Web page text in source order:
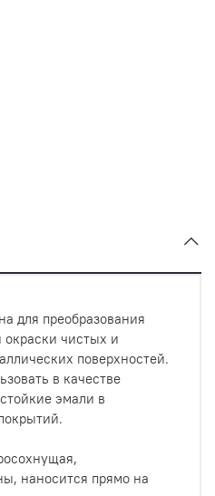
для преобразования
чистых и
поверхностей.
в качестве
эмали в
наносится прямо на